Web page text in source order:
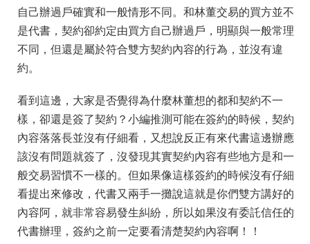
自己辦過戶確實和一般情形不同。和林董交易的買方並不
是代書，契約卻約定由買方自己辦過戶，明顯與一般常理
不同，但還是屬於符合雙方契約內容的行為，並沒有違
約。
看到這邊，大家是否覺得為什麼林董想的都和契約不一
樣，卻還是簽了契約？小編推測可能在簽約的時候，契約
內容落落長並沒有仔細看，又想說反正有來代書這邊辦應
該沒有問題就簽了，沒發現其實契約內容有些地方是和一
般交易習慣不一樣的。但如果像這樣簽約的時候沒有仔細
看提出來修改，代書又兩手一攤說這就是你們雙方講好的
內容阿，就非常容易發生糾紛，所以如果沒有委託信任的
代書辦理，簽約之前一定要看清楚契約內容啊！！